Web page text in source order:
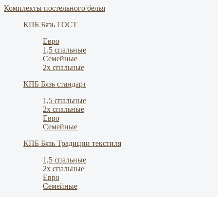
Комплекты постельного белья
КПБ Бязь ГОСТ
Евро
1,5 спальные
Семейные
2х спальные
КПБ Бязь стандарт
1,5 спальные
2х спальные
Евро
Семейные
КПБ Бязь Традиции текстиля
1,5 спальные
2х спальные
Евро
Семейные